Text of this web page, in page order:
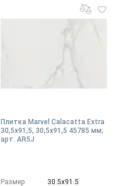
Плитка Marvel Calacatta Extra
30,5x91,5, 30,5x91,5 45785 мм,
арт. AR5J
Размер
30.5х91.5